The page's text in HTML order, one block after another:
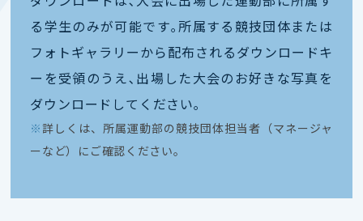
る学生のみが可能です｡所属する競技団体または
フォトギャラリーから配布されるダウンロードキ
ーを受領のうえ､出場した大会のお好きな写真を
ダウンロードしてください｡
※ 詳しくは、所属運動部の競技団体担当者（マネージャ
ーなど）にご確認ください。